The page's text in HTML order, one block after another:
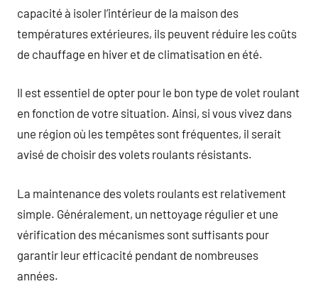
capacité à isoler l’intérieur de la maison des
températures extérieures, ils peuvent réduire les coûts
de chauffage en hiver et de climatisation en été.
Il est essentiel de opter pour le bon type de volet roulant
en fonction de votre situation. Ainsi, si vous vivez dans
une région où les tempêtes sont fréquentes, il serait
avisé de choisir des volets roulants résistants.
La maintenance des volets roulants est relativement
simple. Généralement, un nettoyage régulier et une
vérification des mécanismes sont suffisants pour
garantir leur efficacité pendant de nombreuses
années.